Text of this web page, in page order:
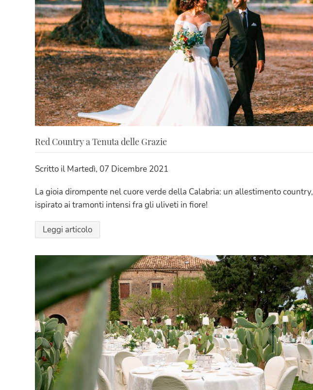
Red Country a Tenuta delle Grazie
Scritto il Martedì, 07 Dicembre 2021
La gioia dirompente nel cuore verde della Calabria: un allestimento country,
ispirato ai tramonti intensi fra gli uliveti in fiore!
Leggi articolo